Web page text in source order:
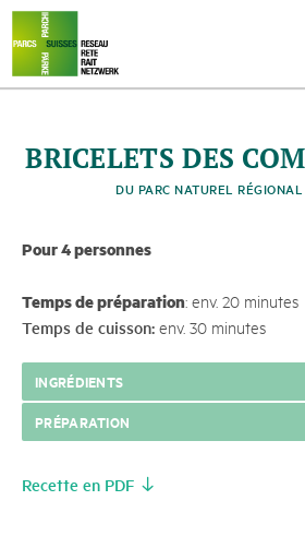
Naviguer
dans
réseau
suisses
Navigation
rapide
Vers le contenu principal
Vers la navigation mobile
Vers la recherche
Vers la zone des pieds
Vers le plan du site
BRICELETS DES
DU PARC NATUREL
Pour 4 personnes
Temps de préparation: env. 20 minutes
Temps de cuisson: env. 30 minutes
INGRÉDIENTS
PRÉPARATION
Recette en PDF